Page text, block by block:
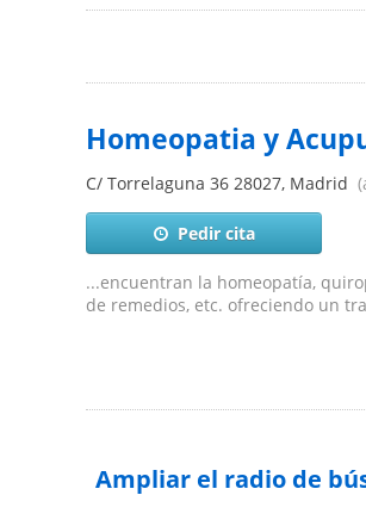
Homeopatia y
C/ Torrelaguna 36 28027, Madrid
Pedir cita
...encuentran la homeopatía,
de remedios, etc. ofreciendo un
Ampliar el radio de